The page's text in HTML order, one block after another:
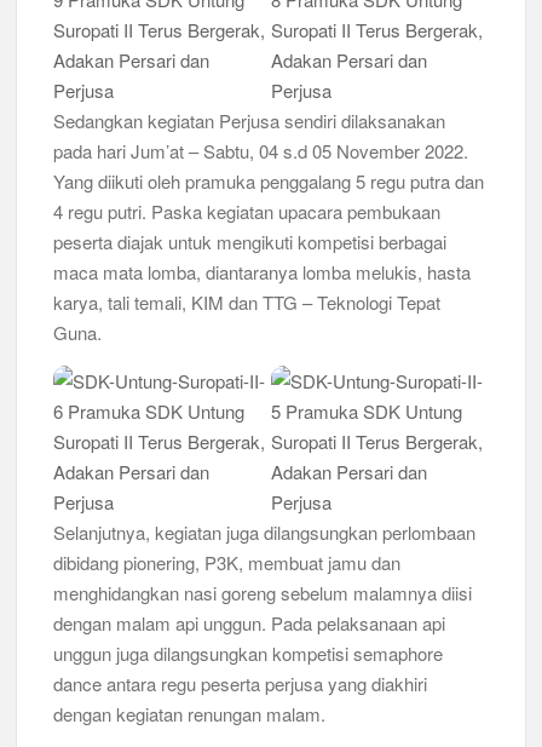
Ajang Kompetensi Antar Ambalan II SMKN 2 Buduran 2026
Diwarnai Penampilan Tari Kreasi Berselendang
Musran X Kwarran Jabon Jadi Titik Awal Kebangkitan
Pramuka yang Lebih Inovatif dan Progresif
Peringanti Momentum Hardiknas, Kwarran Sedati Gelar Rapat
Kerja
Sedangkan kegiatan Perjusa sendiri dilaksanakan
pada hari Jum’at – Sabtu, 04 s.d 05 November 2022.
Yang diikuti oleh pramuka penggalang 5 regu putra dan
4 regu putri. Paska kegiatan upacara pembukaan
peserta diajak untuk mengikuti kompetisi berbagai
maca mata lomba, diantaranya lomba melukis, hasta
karya, tali temali, KIM dan TTG – Teknologi Tepat
Guna.
Selanjutnya, kegiatan juga dilangsungkan perlombaan
dibidang pionering, P3K, membuat jamu dan
menghidangkan nasi goreng sebelum malamnya diisi
dengan malam api unggun. Pada pelaksanaan api
unggun juga dilangsungkan kompetisi semaphore
dance antara regu peserta perjusa yang diakhiri
dengan kegiatan renungan malam.